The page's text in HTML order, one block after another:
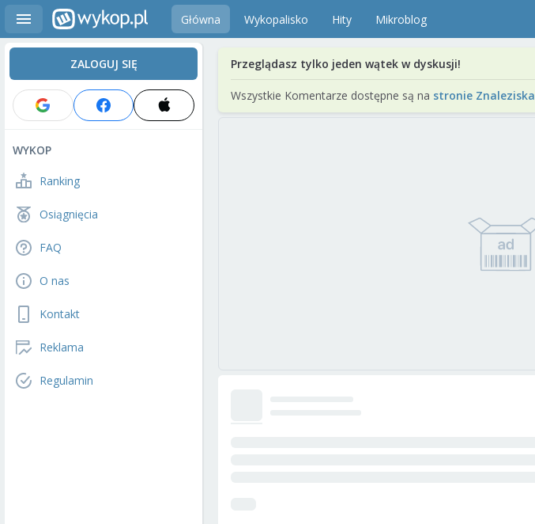
Główna Wykopalisko Hity Mikroblog
ZALOGUJ SIĘ
WYKOP
Ranking
Osiągnięcia
FAQ
O nas
Kontakt
Reklama
Regulamin
Przeglądasz tylko jeden wątek w dyskusji!
Wszystkie Komentarze dostępne są na stronie Znaleziska